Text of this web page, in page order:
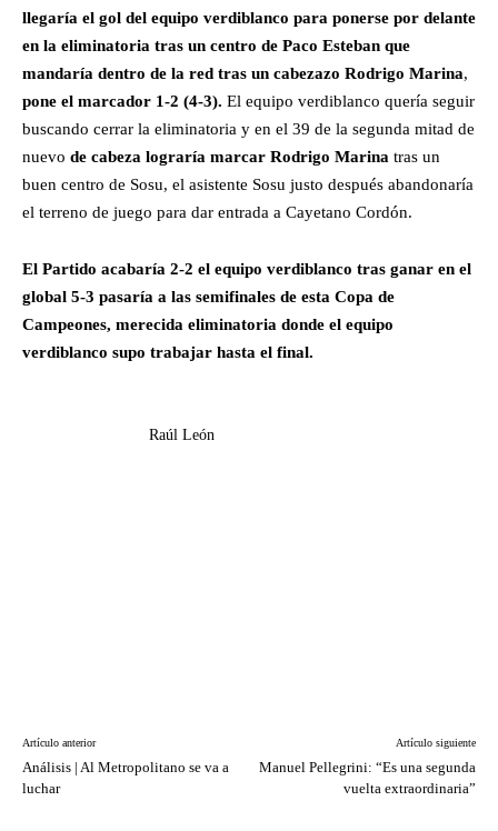
llegaría el gol del equipo verdiblanco para ponerse por delante
en la eliminatoria tras un centro de Paco Esteban que
mandaría dentro de la red tras un cabezazo Rodrigo Marina,
pone el marcador 1-2 (4-3). El equipo verdiblanco quería seguir
buscando cerrar la eliminatoria y en el 39 de la segunda mitad de
nuevo de cabeza lograría marcar Rodrigo Marina tras un
buen centro de Sosu, el asistente Sosu justo después abandonaría
el terreno de juego para dar entrada a Cayetano Cordón.
El Partido acabaría 2-2 el equipo verdiblanco tras ganar en el
global 5-3 pasaría a las semifinales de esta Copa de
Campeones, merecida eliminatoria donde el equipo
verdiblanco supo trabajar hasta el final.
Raúl León
Artículo anterior
Análisis | Al Metropolitano se va a
luchar
Artículo siguiente
Manuel Pellegrini: “Es una segunda
vuelta extraordinaria”